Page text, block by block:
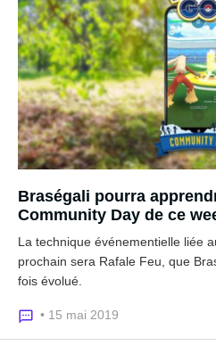
Braségali pourra
Community Day de ce
La technique événementielle liée
prochain sera Rafale Feu, que
fois évolué.
• 15 mai 2019